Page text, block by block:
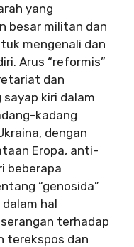
yang
besar militan dan
mengenali dan
Arus “reformis”
dan
kiri dalam
kadang
dengan
Eropa, anti-
beberapa
“genosida”
hal
terhadap
terekspos dan